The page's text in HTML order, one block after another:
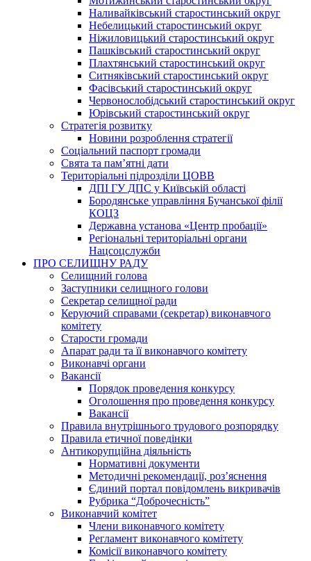
Наливайківський старостинський округ
Небелицький старостинський округ
Ніжиловицький старостинський округ
Пашківський старостинський округ
Плахтянський старостинський округ
Ситняківський старостинський округ
Фасівський старостинський округ
Червонослобідський старостинський округ
Юрівський старостинський округ
Стратегія розвитку
Новини розроблення стратегії
Соціальний паспорт громади
Свята та пам’ятні дати
Територіальні підрозділи ЦОВВ
ДПІ ГУ ДПС у Київській області
Бородянське управління Бучанської філії
КОЦЗ
Державна установа «Центр пробації»
Регіональні територіальні органи
Нацсоцслужби
ПРО СЕЛИЩНУ РАДУ
Селищний голова
Заступники селищного голови
Секретар селищної ради
Керуючий справами (секретар) виконавчого
комітету
Старости громади
Апарат ради та її виконавчого комітету
Виконавчі органи
Вакансії
Порядок проведення конкурсу
Оголошення про проведення конкурсу
Вакансії
Правила внутрішнього трудового розпорядку
Правила етичної поведінки
Антикорупційна діяльність
Нормативні документи
Методичні рекомендації, роз’яснення
Єдиний портал повідомлень викривачів
Рубрика “Доброчесність”
Виконавчий комітет
Члени виконавчого комітету
Регламент виконавчого комітету
Комісії виконавчого комітету